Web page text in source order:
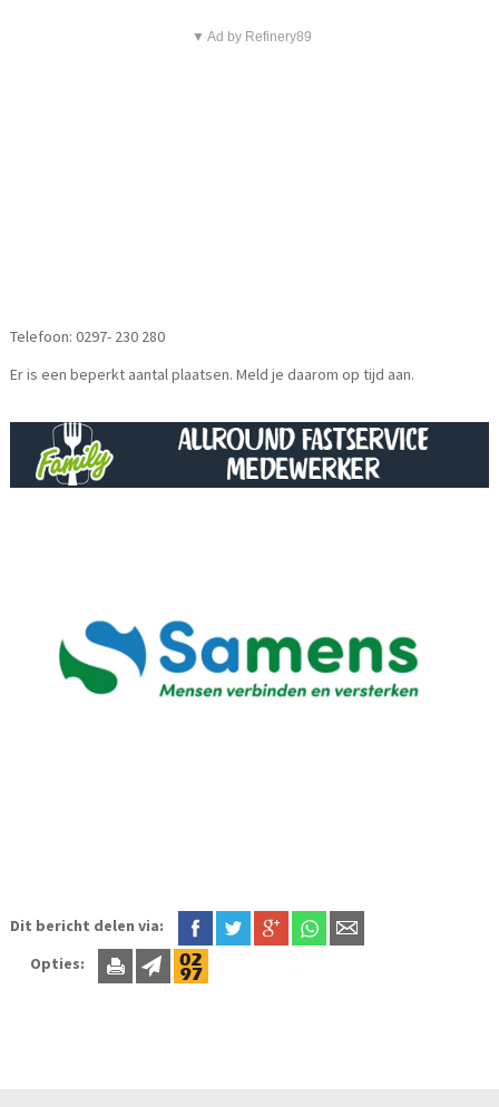
▼ Ad by Refinery89
Telefoon: 0297- 230 280
Er is een beperkt aantal plaatsen. Meld je daarom op tijd aan.
Dit bericht delen via:
Opties: